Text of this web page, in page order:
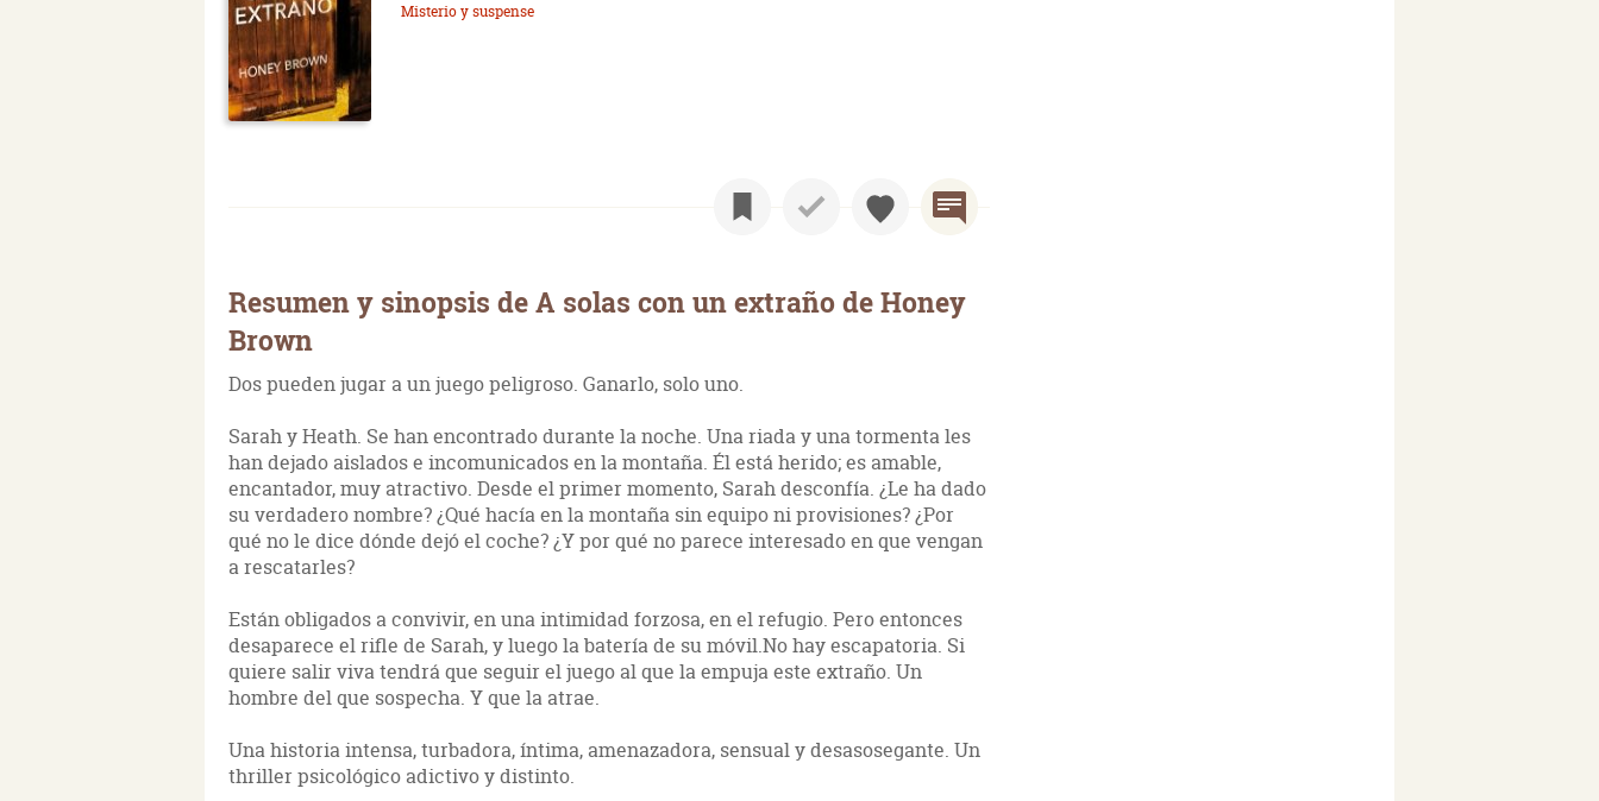
Misterio y suspense
Resumen y sinopsis de A solas con un extraño de Honey
Brown
Dos pueden jugar a un juego peligroso. Ganarlo, solo uno.
Sarah y Heath. Se han encontrado durante la noche. Una riada y una tormenta les
han dejado aislados e incomunicados en la montaña. Él está herido; es amable,
encantador, muy atractivo. Desde el primer momento, Sarah desconfía. ¿Le ha dado
su verdadero nombre? ¿Qué hacía en la montaña sin equipo ni provisiones? ¿Por
qué no le dice dónde dejó el coche? ¿Y por qué no parece interesado en que vengan
a rescatarles?
Están obligados a convivir, en una intimidad forzosa, en el refugio. Pero entonces
desaparece el rifle de Sarah, y luego la batería de su móvil.No hay escapatoria. Si
quiere salir viva tendrá que seguir el juego al que la empuja este extraño. Un
hombre del que sospecha. Y que la atrae.
Una historia intensa, turbadora, íntima, amenazadora, sensual y desasosegante. Un
thriller psicológico adictivo y distinto.